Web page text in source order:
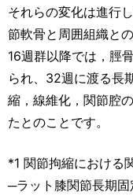
それらの変化は進行
節軟骨と周囲組織と
16週群以降では，脛
られ、32週に渡る長
縮，線維化，関節腔
たとのことです。
*1 関節拘縮における
─ラット膝関節長期